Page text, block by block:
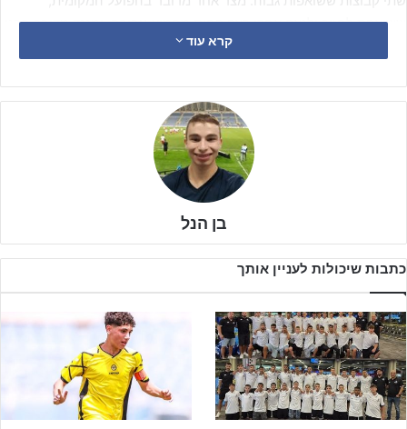
ששואפת לחזור ולנצח אחרי רצף פחות מחמיא עבורה, ומנגד מדובר בבני
יהודה שגם היא רוצה לחזור ולנצח.קרא עוד
בן הנל
כתבות שיכולות לעניין אותך